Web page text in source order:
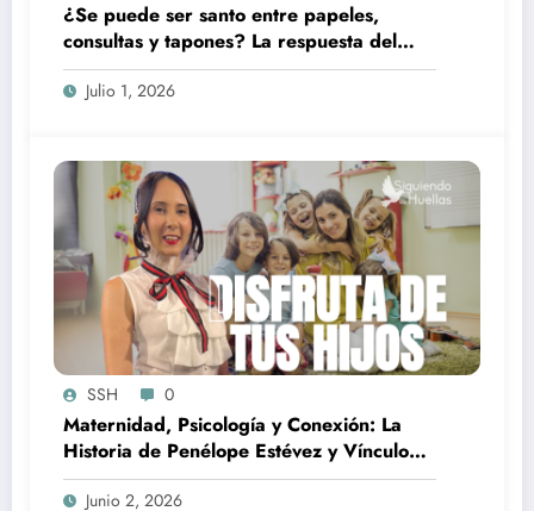
¿Se puede ser santo entre papeles,
consultas y tapones? La respuesta del
Opus Dei
Julio 1, 2026
SSH 0
Maternidad, Psicología y Conexión: La
Historia de Penélope Estévez y Vínculo
Materno
Junio 2, 2026